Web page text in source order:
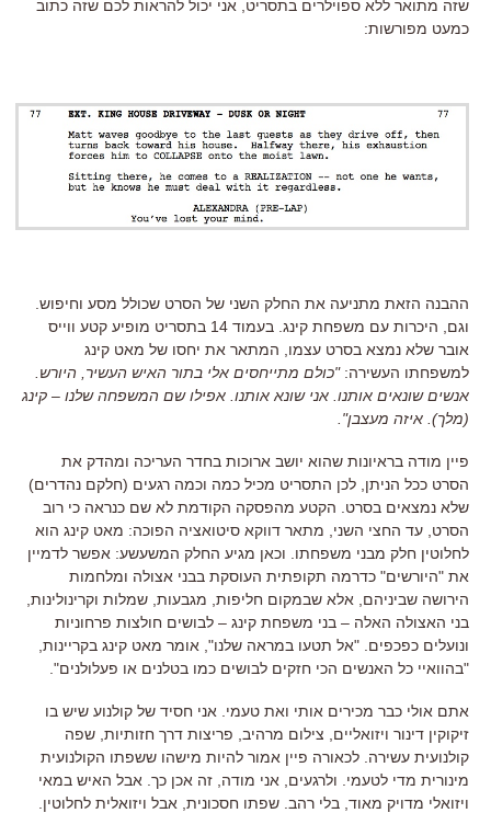
שזה מתואר ללא ספוילרים בתסריט, אני יכול להראות לכם שזה כתוב
כמעט מפורשות:
ההבנה הזאת מתניעה את החלק השני של הסרט שכולל מסע וחיפוש.
וגם, היכרות עם משפחת קינג. בעמוד 14 בתסריט מופיע קטע ווייס
אובר שלא נמצא בסרט עצמו, המתאר את יחסו של מאט קינג
למשפחתו העשירה:"כולם מתייחסים אלי בתור האיש העשיר, היורש.
אנשים שונאים אותנו. אני שונא אותנו. אפילו שם המשפחה שלנו – קינג
(מלך). איזה מעצבן".
פיין מודה בראיונות שהוא יושב ארוכות בחדר העריכה ומהדק את
הסרט ככל הניתן, לכן התסריט מכיל כמה וכמה רגעים (חלקם נהדרים)
שלא נמצאים בסרט. הקטע מהפסקה הקודמת לא שם כנראה כי רוב
הסרט, עד החצי השני, מתאר דווקא סיטואציה הפוכה: מאט קינג הוא
לחלוטין חלק מבני משפחתו. וכאן מגיע החלק המשעשע: אפשר לדמיין
את "היורשים" כדרמה תקופתית העוסקת בבני אצולה ומלחמות
הירושה שביניהם, אלא שבמקום חליפות, מגבעות, שמלות וקרינולינות,
בני האצולה האלה – בני משפחת קינג – לבושים חולצות פרחוניות
ונועלים כפכפים. "אל תטעו במראה שלנו", אומר מאט קינג בקריינות,
"בהוואיי כל האנשים הכי חזקים לבושים כמו בטלנים או פעלולנים".
אתם אולי כבר מכירים אותי ואת טעמי. אני חסיד של קולנוע שיש בו
זיקוקין דינור ויזואליים, צילום מרהיב, פריצות דרך חזותיות, שפה
קולנועית עשירה. לכאורה פיין אמור להיות מישהו ששפתו הקולנועית
מינורית מדי לטעמי. ולרגעים, אני מודה, זה אכן כך. אבל האיש במאי
ויזואלי מדויק מאוד, בלי רהב. שפתו חסכונית, אבל ויזואלית לחלוטין.